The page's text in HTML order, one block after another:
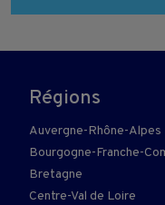
Régions
Auvergne-Rhône-Alpes
Bourgogne-Franche-
Bretagne
Centre-Val de Loire